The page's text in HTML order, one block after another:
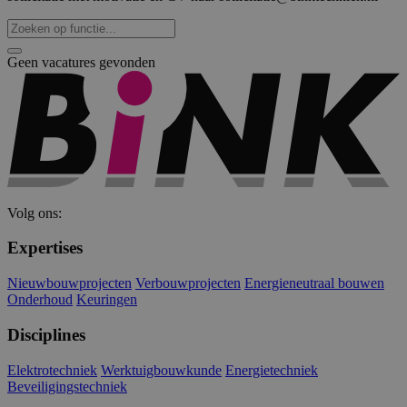
Geen vacatures gevonden
Volg ons:
Expertises
Nieuwbouwprojecten Verbouwprojecten Energieneutraal bouwen
Onderhoud Keuringen
Disciplines
Elektrotechniek Werktuigbouwkunde Energietechniek
Beveiligingstechniek
gebruikersaanmelding en accountbeheer. De
website kan niet goed worden gebruikt zonder de
strikt noodzakelijke cookies.
Naam
PHPSESSID
PHP.net
www.binktechniek.nl
Sessie